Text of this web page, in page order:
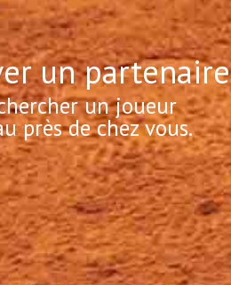
un partenaire
un joueur
près de chez vous.